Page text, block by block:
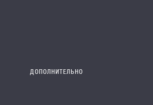
ДОПОЛНИТЕЛЬНО